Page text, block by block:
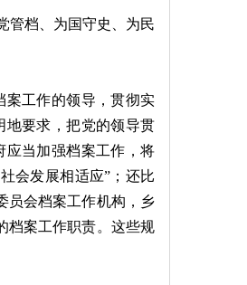
档、为国守史、为民
工作的领导，贯彻实
地要求，把党的领导贯
应当加强档案工作，将
会发展相适应”；还比
员会档案工作机构，乡
档案工作职责。这些规